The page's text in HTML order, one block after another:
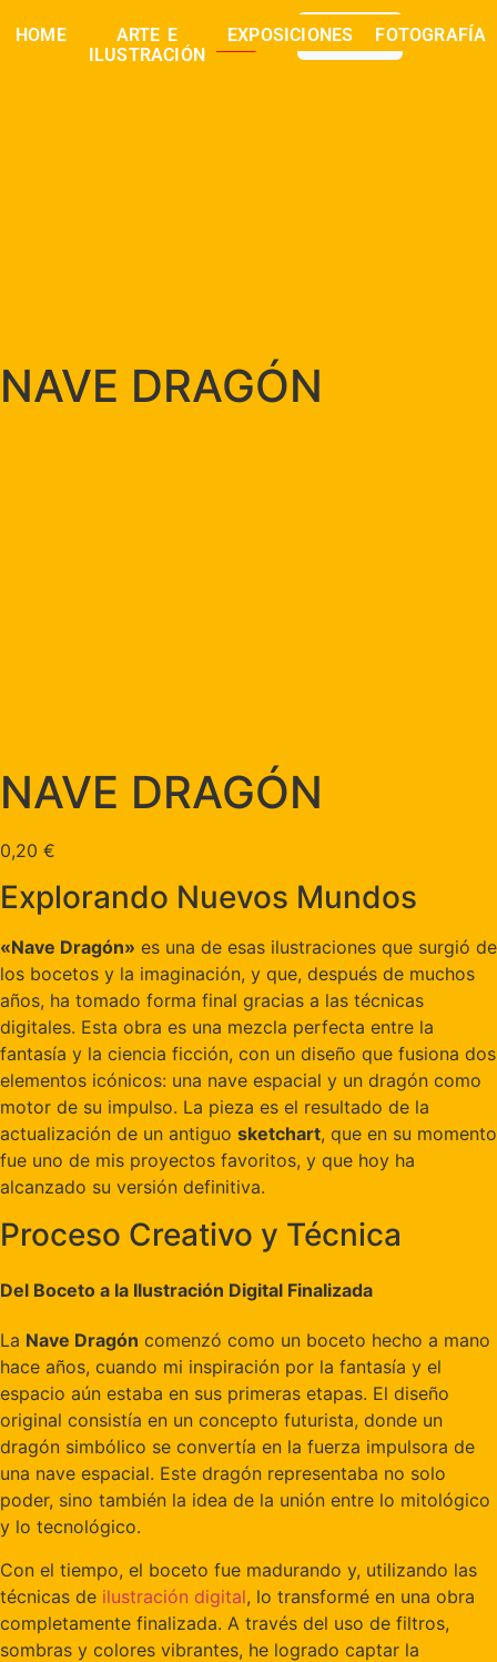
HOME
ARTE E
ILUSTRACIÓN
EXPOSICIONES FOTOGRAFÍA
buscar 0,00
NAVE DRAGÓN
NAVE DRAGÓN
0,20 €
Explorando Nuevos Mundos
«Nave Dragón» es una de esas ilustraciones que surgió de
los bocetos y la imaginación, y que, después de muchos
años, ha tomado forma final gracias a las técnicas
digitales. Esta obra es una mezcla perfecta entre la
fantasía y la ciencia ficción, con un diseño que fusiona dos
elementos icónicos: una nave espacial y un dragón como
motor de su impulso. La pieza es el resultado de la
actualización de un antiguo sketchart, que en su momento
fue uno de mis proyectos favoritos, y que hoy ha
alcanzado su versión definitiva.
Proceso Creativo y Técnica
Del Boceto a la Ilustración Digital Finalizada
La Nave Dragón comenzó como un boceto hecho a mano
hace años, cuando mi inspiración por la fantasía y el
espacio aún estaba en sus primeras etapas. El diseño
original consistía en un concepto futurista, donde un
dragón simbólico se convertía en la fuerza impulsora de
una nave espacial. Este dragón representaba no solo
poder, sino también la idea de la unión entre lo mitológico
y lo tecnológico.
Con el tiempo, el boceto fue madurando y, utilizando las
técnicas de ilustración digital, lo transformé en una obra
completamente finalizada. A través del uso de filtros,
sombras y colores vibrantes, he logrado captar la